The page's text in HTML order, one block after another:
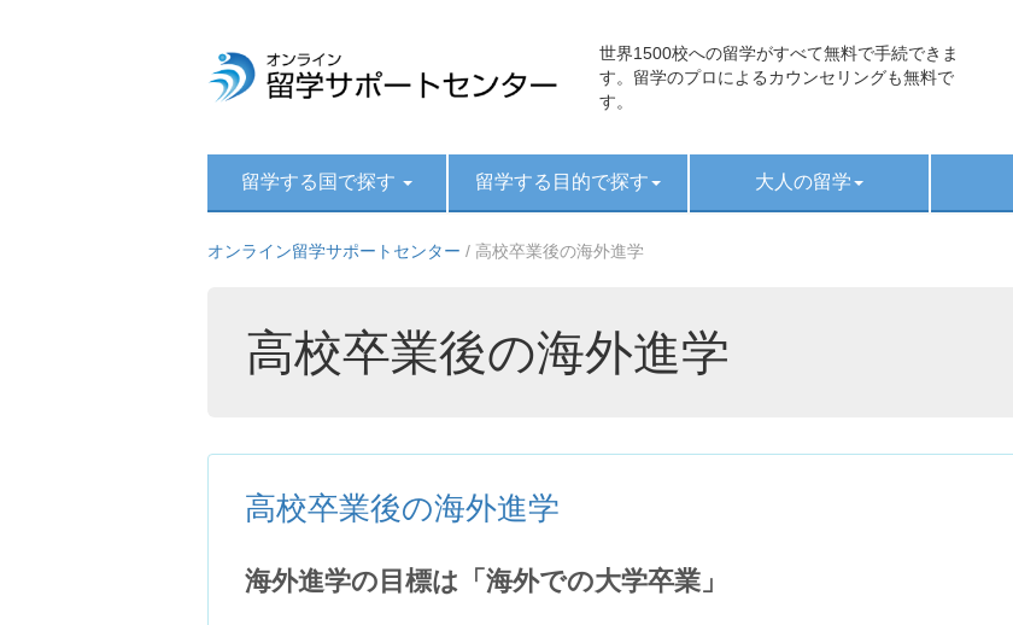
世界1500校への留学がすべて無料で手続できま
す。留学のプロによるカウンセリングも無料で
す。
留学する国で探す 留学する目的で探す 大人の留学
オンライン留学サポートセンター / 高校卒業後の海外進学
高校卒業後の海外進学
高校卒業後の海外進学
海外進学の目標は「海外での大学卒業」